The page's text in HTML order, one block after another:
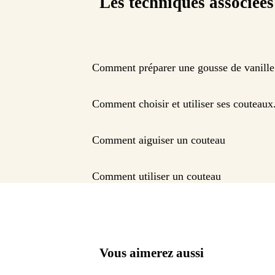
Comment préparer une gousse de vanille
Comment choisir et utiliser ses
Comment aiguiser un couteau
Comment utiliser un couteau
Vous aimerez aussi